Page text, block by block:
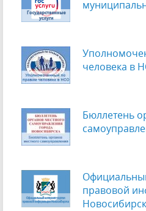
человека в
Бюллетень
правовой